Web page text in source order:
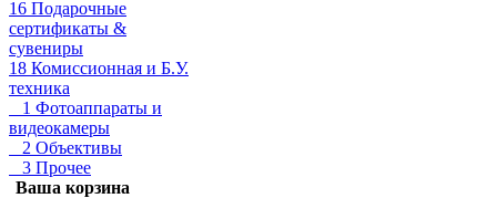
16 Подарочные
сертификаты &
сувениры
18 Комиссионная и Б.У.
техника
1 Фотоаппараты и
видеокамеры
2 Объективы
3 Прочее
Ваша корзина